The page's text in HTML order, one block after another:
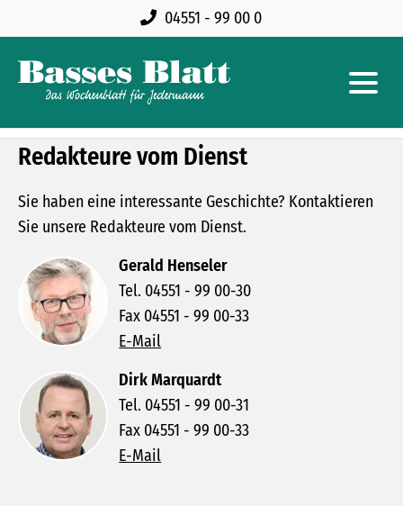
04551 - 99 00 0
Redakteure vom Dienst
Sie haben eine interessante Geschichte? Kontaktieren
Sie unsere Redakteure vom Dienst.
Gerald Henseler
Tel. 04551 - 99 00-30
Fax 04551 - 99 00-33
E-Mail
Dirk Marquardt
Tel. 04551 - 99 00-31
Fax 04551 - 99 00-33
E-Mail